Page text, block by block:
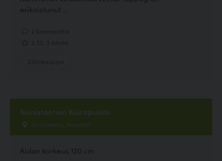
erikoistunut...
Soinistentien Koirapuisto
Soinistentie, Naantali
Aidan korkeus 120 cm